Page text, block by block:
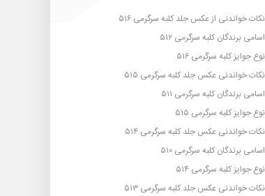
نکات خواندنی از عکس جلد کلبه سرگرمی ۵۱۶
اسامی برندگان کلبه سرگرمی ۵۱۲
نوع جوایز کلبه سرگرمی ۵۱۶
نکات خواندنی عکس جلد کلبه سرگرمی ۵۱۵
اسامی برندگان کلبه سرگرمی ۵۱۱
نوع جوایز کلبه سرگرمی ۵۱۵
نکات خواندنی عکس جلد کلبه سرگرمی ۵۱۴
اسامی برندگان کلبه سرگرمی ۵۱۰
نوع جوایز کلبه سرگرمی ۵۱۴
نکات خواندنی عکس جلد کلبه سرگرمی ۵۱۳